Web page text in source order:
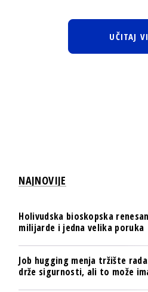
UČITAJ
NAJNOVIJE
Holivudska bioskopska
milijarde i jedna velika poruka
Job hugging menja tržište
drže sigurnosti, ali to može